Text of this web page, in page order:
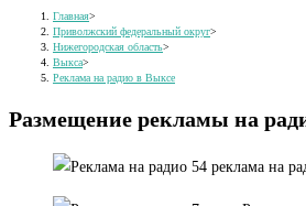
Главная>
Приволжский федеральный округ>
Нижегородская область>
Выкса>
Реклама на радио в Выксе
Размещение рекламы на